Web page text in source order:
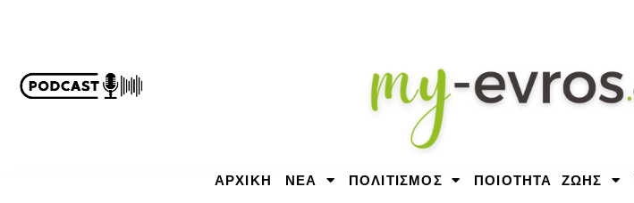
ΑΡΧΙΚΉ ΝΕΑ ΠΟΛΙΤΙΣΜΟΣ ΠΟΙΟΤΗΤΑ ΖΩΗΣ